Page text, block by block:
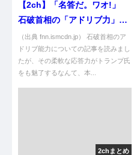
【2ch】「名答だ。ワオ!」
石破首相の「アドリブ力」に
トランプ氏も大喜び ★2 [蚤の
市★]
（出典 fnn.ismcdn.jp） 石破首相のア
ドリブ能力についての記事を読みまし
たが、その柔軟な応答力がトランプ氏
をも魅了するなんて、本...
2chまとめ